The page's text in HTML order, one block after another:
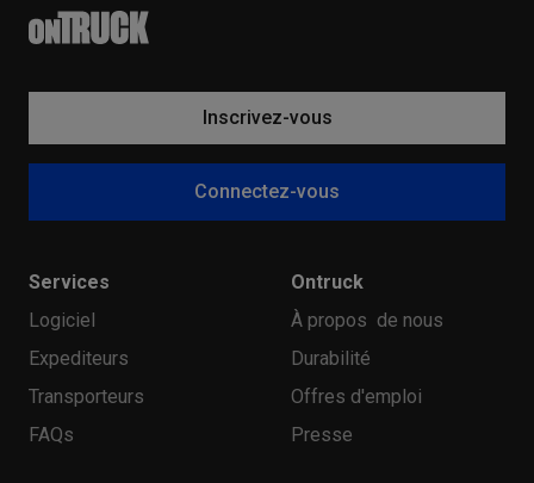
Inscrivez-vous
Connectez-vous
Services
Logiciel
Expediteurs
Transporteurs
FAQs
Ontruck
À propos de nous
Durabilité
Offres d'emploi
Presse